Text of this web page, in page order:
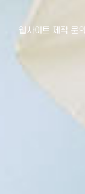
웹사이트 제작 문의